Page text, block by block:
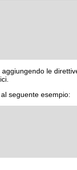
le
seguente esempio: